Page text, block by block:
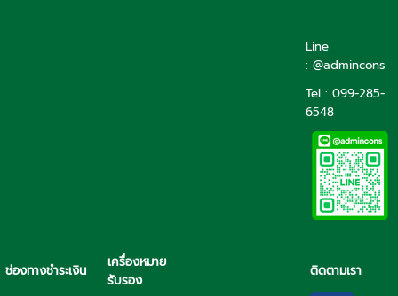
Line
: @admincons
Tel : 099-285-
6548
ช่องทางชำระเงิน
เครื่องหมาย
รับรอง
ติดตามเรา